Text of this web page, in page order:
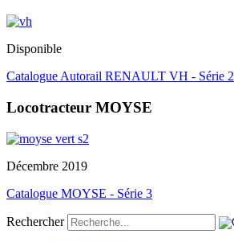
Disponible
Catalogue Autorail RENAULT VH - Série 2
Locotracteur MOYSE
Décembre 2019
Catalogue MOYSE - Série 3
Rechercher